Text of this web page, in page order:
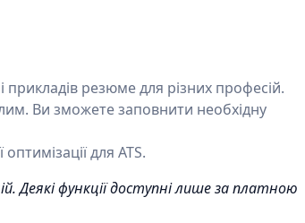
прикладів резюме для різних професій.
Ви зможете заповнити необхідну
для ATS.
Деякі функції доступні лише за платною